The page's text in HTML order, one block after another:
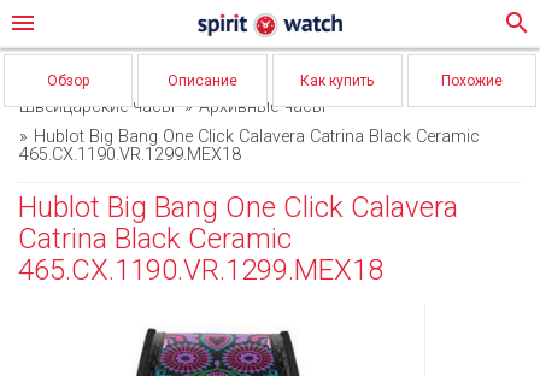
menu search
Обзор Описание Как купить Похожие
Швейцарские часы
Архивные часы
Hublot Big Bang One Click Calavera Catrina Black Ceramic
465.CX.1190.VR.1299.MEX18
Hublot Big Bang One Click Calavera
Catrina Black Ceramic
465.CX.1190.VR.1299.MEX18